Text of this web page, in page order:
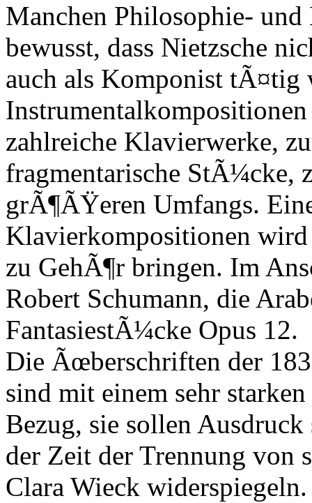
Manchen Philosophie-
bewusst, dass Nietzsche
auch als Komponist tÃ¤tig
zahlreiche Klavierwerke,
fragmentarische StÃ¼cke,
grÃ¶ÃŸeren Umfangs.
Klavierkompositionen
zu GehÃ¶r bringen. Im
Robert Schumann, die
FantasiestÃ¼cke Opus 12.
Die Ãœberschriften der
sind mit einem sehr
Bezug, sie sollen
der Zeit der Trennung von
Clara Wieck widerspiegeln.